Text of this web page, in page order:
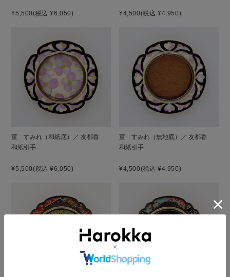
¥5,500(税込 ¥6,050) ¥4,500(税込 ¥4,950)
菫 すみれ（和紙底）／ 友都香
和紙引手
¥5,500(税込 ¥6,050)
菫 すみれ（無地底）／ 友都香
和紙引手
¥4,500(税込 ¥4,950)